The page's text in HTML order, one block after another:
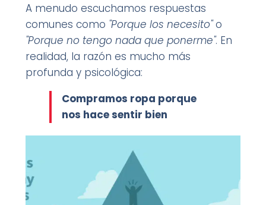
A menudo escuchamos respuestas
comunes como "Porque los necesito"o
"Porque no tengo nada que ponerme". En
realidad, la razón es mucho más
profunda y psicológica:
Compramos ropa porque
nos hace sentir bien